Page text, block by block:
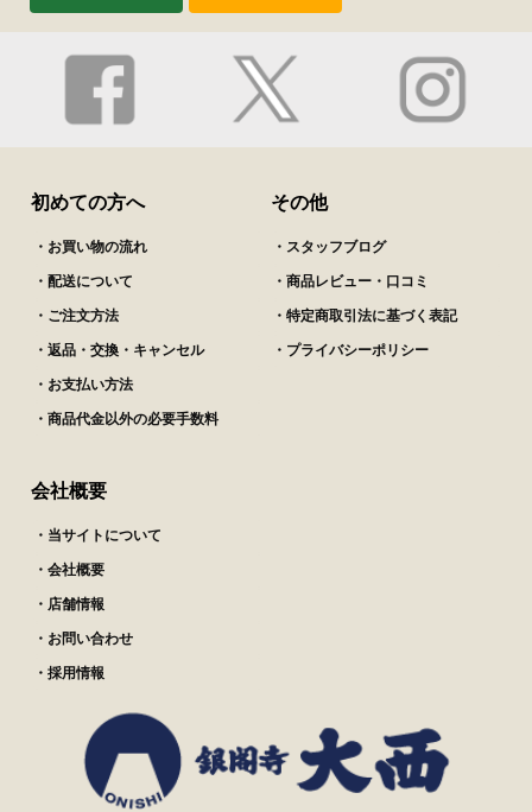
初めての方へ
・お買い物の流れ
・配送について
・ご注文方法
・返品・交換・キャンセル
・お支払い方法
・商品代金以外の必要手数料
その他
・スタッフブログ
・商品レビュー・口コミ
・特定商取引法に基づく表記
・プライバシーポリシー
会社概要
・当サイトについて
・会社概要
・店舗情報
・お問い合わせ
・採用情報